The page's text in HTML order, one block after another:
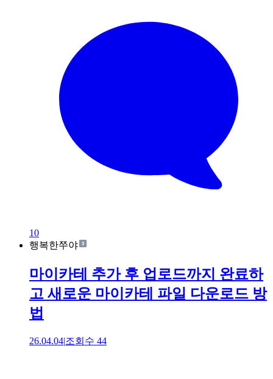
10
행복한쭈야
마이카테 추가 후 업로드까지 완료하
고 새로운 마이카테 파일 다운로드 방
법
26.04.04|조회수 44